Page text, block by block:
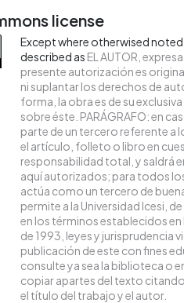
license
Except where otherwised
described as EL AUTOR,
presente autorización es
ni suplantar los derechos de
forma, la obra es de su
sobre éste. PARÁGRAFO: en
parte de un tercero referente a
el artículo, folleto o libro en
responsabilidad total, y saldrá
aquí autorizados; para todos
actúa como un tercero de
permite a la Universidad Icesi,
en los términos establecidos en
de 1993, leyes y jurisprudencia
publicación de este con fines
consulte ya sea la biblioteca o
copiar apartes del texto
el título del trabajo y el autor.